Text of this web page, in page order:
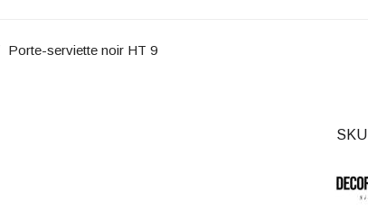
Porte-serviette noir HT 9
SKU